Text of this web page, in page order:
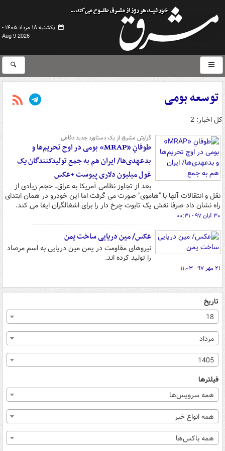
یکشنبه ۱۸ مرداد ۱۴۰۵ -
Aug 9 2026
توسعه بومی
کل اخبار: 2
گزارش مشرق از یک دستاورد جدید دفاعی
طوفانِ «MRAP» بومی در اوج تحریم‌ها و
بدعهدی‌ها/ ایران هم به جمع تولیدکنندگان یک
غول میلیون دلاری پیوست +عکس
بعد از تجاوز نظامی آمریکا به عراق، حجم زیادی از
نقل و انتقالات آنها با "هاموی" صورت می گرفت اما این خودرو در همان ابتدای
راه نشان داد صرفا نقش یک تابوت چرخ دار را برای اشغالگران ایفا می کند.
۳۰ آبان ۹۷ - ۰۰:۳۱
عکس/ مین دریایی ساخت یمن
نیروهای مقاومت در یمن مین دریایی به اسم مرصاد
را تولید کرده اند.
۲۱ مهر ۹۷ - ۱۱:۰۳
تاریخ
18
مرداد
1405
فیلترها
همه سرویس‌ها
همه انواع خبر
همه باکس‌ها